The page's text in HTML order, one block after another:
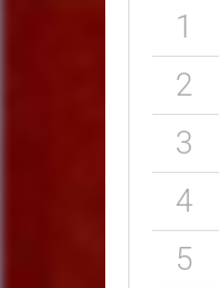
1
2
3
4
5